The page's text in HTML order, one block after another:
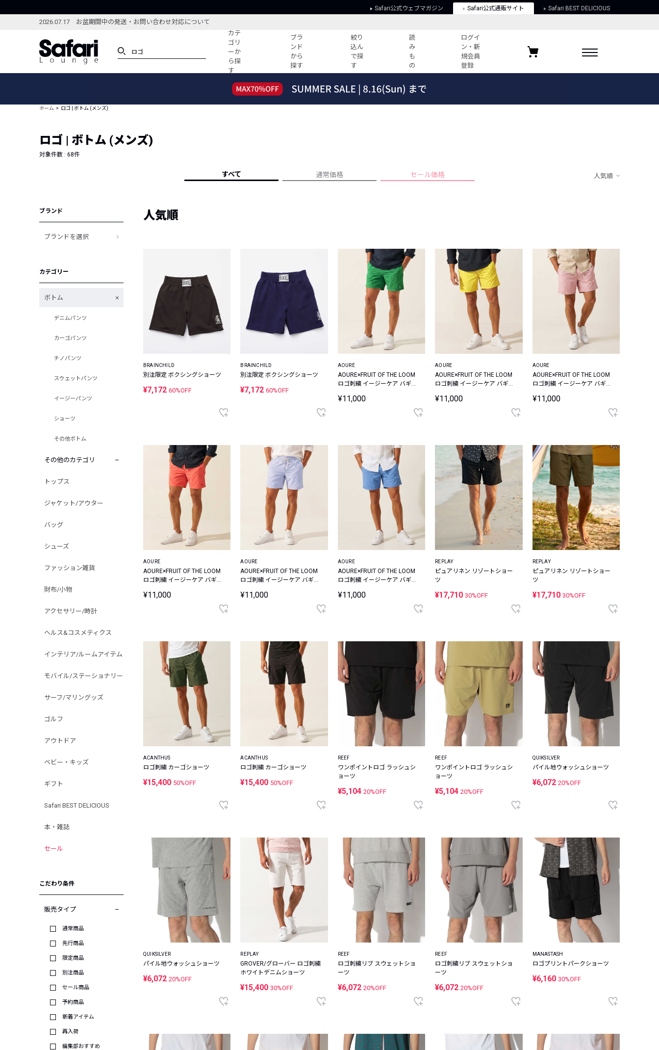
Safari公式ウェブマガジン Safari公式通販サイト Safari BEST DELICIOUS
2026.07.17 お盆期間中の発送・お問い合わせ対応について
カテ
ゴリ
ーか
ら探
す
ブラ
ンド
から
探す
絞り
込ん
で探
す
読
み
も
の
ログイ
ン・新
規会員
登録
ブランドから探す
新着アイテム
編集部のおすすめアイテム
すべての記事
人気記事ランキング
セールおすすめアイテム
人気アイテム TOP 15
プライバシーポリシー
お気に入りブランド
ホーム ロゴ | ボトム (メンズ)
ロゴ | ボトム (メンズ)
対象件数 : 68件
すべて 通常価格 セール価格 人気順
ブランド
ブランドを選択
カテゴリー
ボトム
デニムパンツ
カーゴパンツ
チノパンツ
スウェットパンツ
イージーパンツ
ショーツ
その他ボトム
その他のカテゴリ
トップス
ジャケット/アウター
バッグ
シューズ
ファッション雑貨
財布/小物
アクセサリー/時計
ヘルス&コスメティクス
インテリア/ルームアイテム
モバイル/ステーショナリー
サーフ/マリングッズ
ゴルフ
アウトドア
ベビー・キッズ
ギフト
Safari BEST DELICIOUS
本・雑誌
セール
こだわり条件
販売タイプ
通常商品
先行商品
限定商品
別注商品
セール商品
予約商品
新着アイテム
再入荷
編集部おすすめ
人気順
BRAINCHILD
別注限定 ボクシングショーツ
¥7,172 60%OFF
BRAINCHILD
別注限定 ボクシングショーツ
¥7,17260%OFF
AOURE
AOURE×FRUIT OF THE LOOM
ロゴ刺繍 イージーケア バギー
¥11,000
AOURE
AOURE×FRUIT OF THE LOOM
ロゴ刺繍 イージーケア バギー
¥11,000
AOURE
AOURE×FRUIT OF THE LOOM
ロゴ刺繍 イージーケア バギー
¥11,000
AOURE
AOURE×FRUIT OF THE LOOM
ロゴ刺繍 イージーケア バギー
¥11,000
AOURE
AOURE×FRUIT OF THE LOOM
ロゴ刺繍 イージーケア バギー
¥11,000
AOURE
AOURE×FRUIT OF THE LOOM
ロゴ刺繍 イージーケア バギー
¥11,000
REPLAY
ピュアリネン リゾートショー
ツ
¥17,71030%OFF
REPLAY
ピュアリネン リゾートショー
ツ
¥17,710 30%OFF
ACANTHUS
ロゴ刺繍 カーゴショーツ
¥15,400 50%OFF
ACANTHUS
ロゴ刺繍 カーゴショーツ
¥15,400 50%OFF
REEF
ワンポイントロゴ ラッシュシ
ョーツ
¥5,104 20%OFF
REEF
ワンポイントロゴ ラッシュシ
ョーツ
¥5,10420%OFF
QUIKSILVER
パイル地ウォッシュショーツ
¥6,072 20%OFF
QUIKSILVER
パイル地ウォッシュショーツ
¥6,072 20%OFF
REPLAY
GROVER/グローバー ロゴ刺繍
ホワイトデニムショーツ
¥15,40030%OFF
REEF
ロゴ刺繍リブ スウェットショ
ーツ
¥6,072 20%OFF
REEF
ロゴ刺繍リブ スウェットショ
ーツ
¥6,07220%OFF
MANASTASH
ロゴプリントパークショーツ
¥6,160 30%OFF